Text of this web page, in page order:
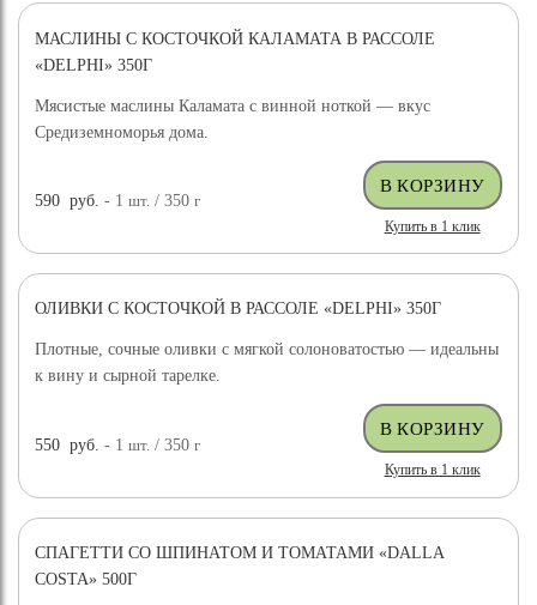
МАСЛИНЫ С КОСТОЧКОЙ КАЛАМАТА В РАССОЛЕ
«DELPHI» 350Г
Мясистые маслины Каламата с винной ноткой — вкус
Средиземноморья дома.
590 руб. - 1шт. / 350г
Купить в 1 клик
ОЛИВКИ С КОСТОЧКОЙ В РАССОЛЕ «DELPHI» 350Г
Плотные, сочные оливки с мягкой солоноватостью — идеальны
к вину и сырной тарелке.
550 руб. - 1шт. / 350г
Купить в 1 клик
СПАГЕТТИ СО ШПИНАТОМ И ТОМАТАМИ «DALLA
COSTA» 500Г